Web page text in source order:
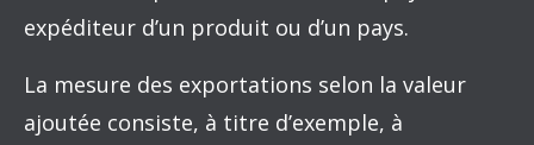
expéditeur d’un produit ou d’un pays.
La mesure des exportations selon la valeur
ajoutée consiste, à titre d’exemple, à